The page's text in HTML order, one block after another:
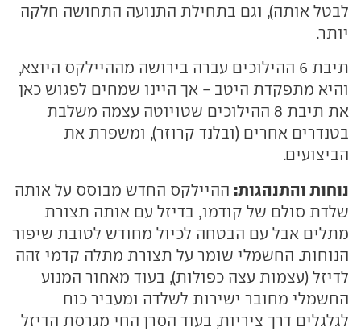
לבטל אותה), וגם בתחילת התנועה התחושה חלקה
יותר.
תיבת 6 ההילוכים עברה בירושה מההיילקס היוצא,
והיא מתפקדת היטב - אך היינו שמחים לפגוש כאן
את תיבת 8 ההילוכים שטויוטה עצמה משלבת
בטנדרים אחרים (ובלנד קרוזר), ומשפרת את
הביצועים.
נוחות והתנהגות: ההיילקס החדש מבוסס על אותה
שלדת סולם של קודמו, בדיזל עם אותה תצורת
מתלים אבל עם הבטחה לכיול מחודש לטובת שיפור
הנוחות. החשמלי שומר על תצורת מתלה קדמי זהה
לדיזל (עצמות עצה כפולות), בעוד מאחור המנוע
החשמלי מחובר ישירות לשלדה ומעביר כוח
לגלגלים דרך ציריות, בעוד הסרן החי מגרסת הדיזל